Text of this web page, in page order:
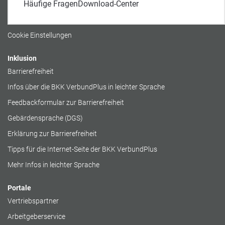
Häufige FragenDownload-Center
Datenschutz
Cookie Einstellungen
Inklusion
Barrierefreiheit
Infos über die BKK VerbundPlus in leichter Sprache
Feedbackformular zur Barrierefreiheit
Gebärdensprache (DGS)
Erklärung zur Barrierefreiheit
Tipps für die Internet-Seite der BKK VerbundPlus
Mehr Infos in leichter Sprache
Portale
Vertriebspartner
Arbeitgeberservice